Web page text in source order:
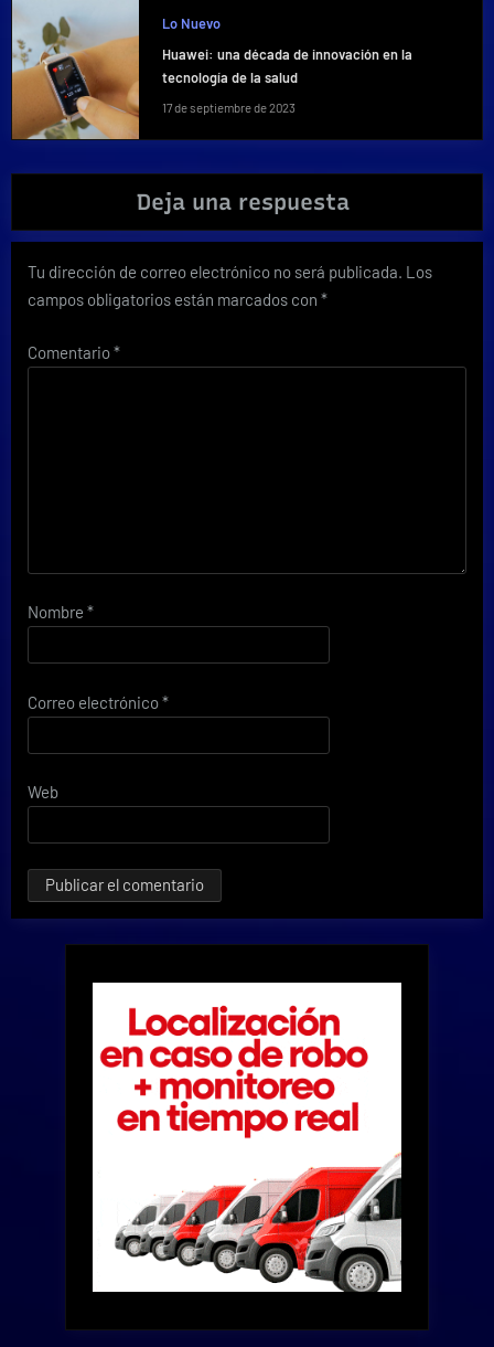
Lo Nuevo
Huawei: una década de innovación en la
tecnología de la salud
17 de septiembre de 2023
Deja una respuesta
Tu dirección de correo electrónico no será publicada. Los
campos obligatorios están marcados con *
Comentario*
Nombre *
Correo electrónico*
Web